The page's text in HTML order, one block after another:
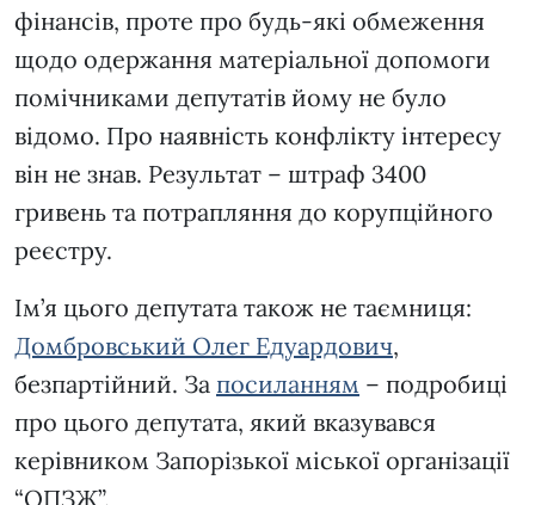
фінансів, проте про будь-які обмеження
щодо одержання матеріальної допомоги
помічниками депутатів йому не було
відомо. Про наявність конфлікту інтересу
він не знав. Результат – штраф 3400
гривень та потрапляння до корупційного
реєстру.
Ім’я цього депутата також не таємниця:
Домбровський Олег Едуардович,
безпартійний. За посиланням – подробиці
про цього депутата, який вказувався
керівником Запорізької міської організації
“ОПЗЖ”.